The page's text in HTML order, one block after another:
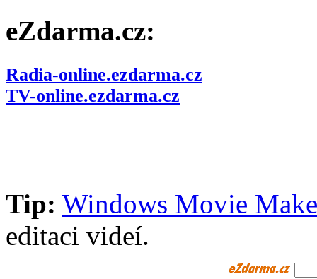
eZdarma.cz:
Radia-online.ezdarma.cz
TV-online.ezdarma.cz
Tip: Windows Movie
editaci videí.